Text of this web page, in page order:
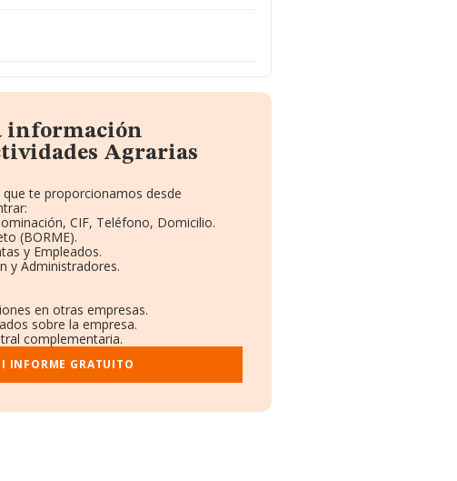
información
Agrarias
te proporcionamos desde
CIF, Teléfono, Domicilio.
(BORME).
y Empleados.
y Administradores.
en otras empresas.
sobre la empresa.
complementaria.
INFORME GRATUITO